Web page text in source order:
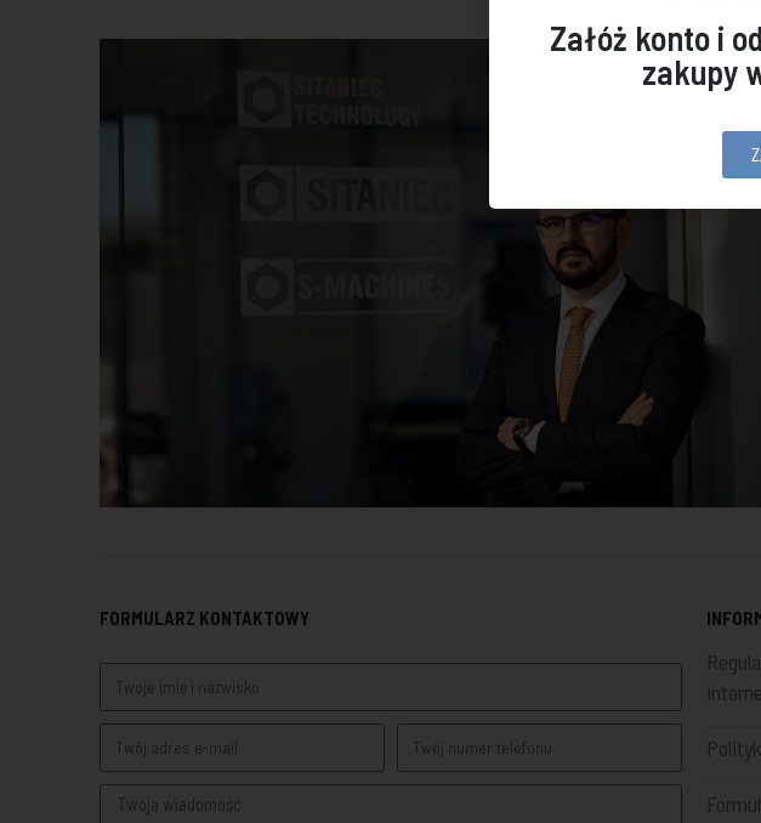
FORMULARZ KONTAKTOWY
Załóż konto i
zakupy